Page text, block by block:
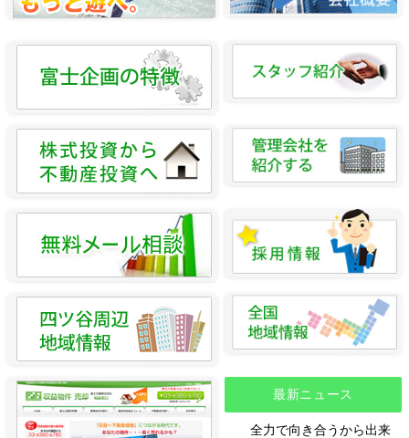
最新ニュース
全力で向き合うから出来